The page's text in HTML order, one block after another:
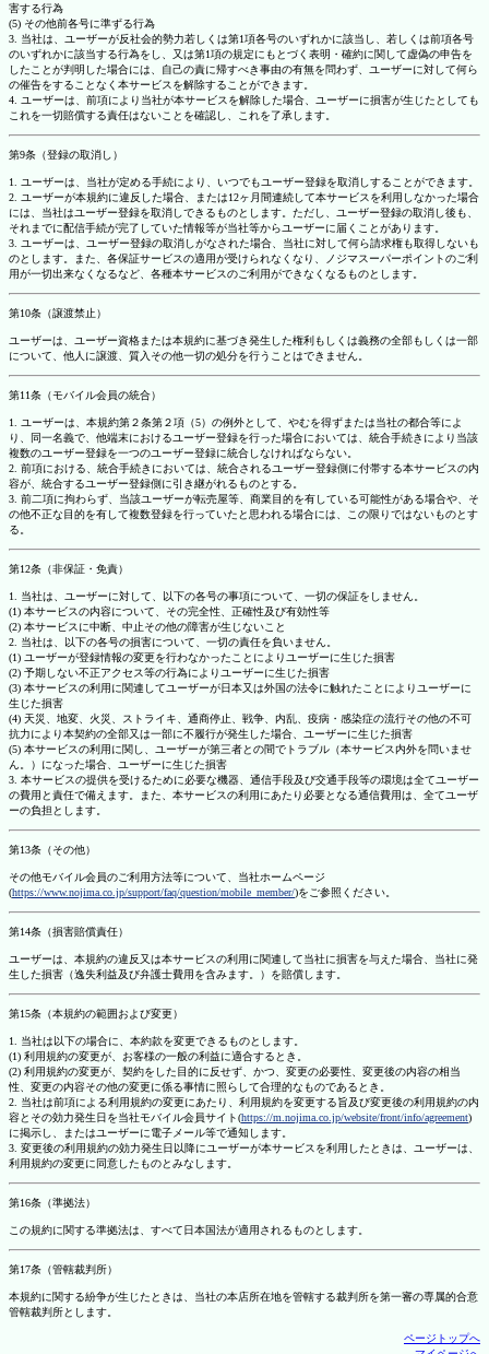
害する行為
(5) その他前各号に準ずる行為
3. 当社は、ユーザーが反社会的勢力若しくは第1項各号のいずれかに該当し、若しくは前項各号
のいずれかに該当する行為をし、又は第1項の規定にもとづく表明・確約に関して虚偽の申告を
したことが判明した場合には、自己の責に帰すべき事由の有無を問わず、ユーザーに対して何ら
の催告をすることなく本サービスを解除することができます。
4. ユーザーは、前項により当社が本サービスを解除した場合、ユーザーに損害が生じたとしても
これを一切賠償する責任はないことを確認し、これを了承します。
第9条（登録の取消し）
1. ユーザーは、当社が定める手続により、いつでもユーザー登録を取消しすることができます。
2. ユーザーが本規約に違反した場合、または12ヶ月間連続して本サービスを利用しなかった場合
には、当社はユーザー登録を取消しできるものとします。ただし、ユーザー登録の取消し後も、
それまでに配信手続が完了していた情報等が当社等からユーザーに届くことがあります。
3. ユーザーは、ユーザー登録の取消しがなされた場合、当社に対して何ら請求権も取得しないも
のとします。また、各保証サービスの適用が受けられなくなり、ノジマスーパーポイントのご利
用が一切出来なくなるなど、各種本サービスのご利用ができなくなるものとします。
第10条（譲渡禁止）
ユーザーは、ユーザー資格または本規約に基づき発生した権利もしくは義務の全部もしくは一部
について、他人に譲渡、質入その他一切の処分を行うことはできません。
第11条（モバイル会員の統合）
1. ユーザーは、本規約第２条第２項（5）の例外として、やむを得ずまたは当社の都合等によ
り、同一名義で、他端末におけるユーザー登録を行った場合においては、統合手続きにより当該
複数のユーザー登録を一つのユーザー登録に統合しなければならない。
2. 前項における、統合手続きにおいては、統合されるユーザー登録側に付帯する本サービスの内
容が、統合するユーザー登録側に引き継がれるものとする。
3. 前二項に拘わらず、当該ユーザーが転売屋等、商業目的を有している可能性がある場合や、そ
の他不正な目的を有して複数登録を行っていたと思われる場合には、この限りではないものとす
る。
第12条（非保証・免責）
1. 当社は、ユーザーに対して、以下の各号の事項について、一切の保証をしません。
(1) 本サービスの内容について、その完全性、正確性及び有効性等
(2) 本サービスに中断、中止その他の障害が生じないこと
2. 当社は、以下の各号の損害について、一切の責任を負いません。
(1) ユーザーが登録情報の変更を行わなかったことによりユーザーに生じた損害
(2) 予期しない不正アクセス等の行為によりユーザーに生じた損害
(3) 本サービスの利用に関連してユーザーが日本又は外国の法令に触れたことによりユーザーに
生じた損害
(4) 天災、地変、火災、ストライキ、通商停止、戦争、内乱、疫病・感染症の流行その他の不可
抗力により本契約の全部又は一部に不履行が発生した場合、ユーザーに生じた損害
(5) 本サービスの利用に関し、ユーザーが第三者との間でトラブル（本サービス内外を問いませ
ん。）になった場合、ユーザーに生じた損害
3. 本サービスの提供を受けるために必要な機器、通信手段及び交通手段等の環境は全てユーザー
の費用と責任で備えます。また、本サービスの利用にあたり必要となる通信費用は、全てユーザ
ーの負担とします。
第13条（その他）
その他モバイル会員のご利用方法等について、当社ホームページ
(https://www.nojima.co.jp/support/faq/question/mobile_member/)をご参照ください。
第14条（損害賠償責任）
ユーザーは、本規約の違反又は本サービスの利用に関連して当社に損害を与えた場合、当社に発
生した損害（逸失利益及び弁護士費用を含みます。）を賠償します。
第15条（本規約の範囲および変更）
1. 当社は以下の場合に、本約款を変更できるものとします。
(1) 利用規約の変更が、お客様の一般の利益に適合するとき。
(2) 利用規約の変更が、契約をした目的に反せず、かつ、変更の必要性、変更後の内容の相当
性、変更の内容その他の変更に係る事情に照らして合理的なものであるとき。
2. 当社は前項による利用規約の変更にあたり、利用規約を変更する旨及び変更後の利用規約の内
容とその効力発生日を当社モバイル会員サイト(https://m.nojima.co.jp/website/front/info/agreement)
に掲示し、またはユーザーに電子メール等で通知します。
3. 変更後の利用規約の効力発生日以降にユーザーが本サービスを利用したときは、ユーザーは、
利用規約の変更に同意したものとみなします。
第16条（準拠法）
この規約に関する準拠法は、すべて日本国法が適用されるものとします。
第17条（管轄裁判所）
本規約に関する紛争が生じたときは、当社の本店所在地を管轄する裁判所を第一審の専属的合意
管轄裁判所とします。
ページトップへ